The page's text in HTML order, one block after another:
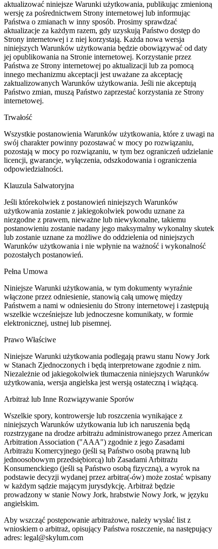
aktualizować niniejsze Warunki użytkowania, publikując zmienioną
wersję za pośrednictwem Strony internetowej lub informując
Państwa o zmianach w inny sposób. Prosimy sprawdzać
aktualizacje za każdym razem, gdy uzyskują Państwo dostęp do
Strony internetowej i z niej korzystają. Każda nowa wersja
niniejszych Warunków użytkowania będzie obowiązywać od daty
jej opublikowania na Stronie internetowej. Korzystanie przez
Państwa ze Strony internetowej po aktualizacji lub za pomocą
innego mechanizmu akceptacji jest uważane za akceptację
zaktualizowanych Warunków użytkowania. Jeśli nie akceptują
Państwo zmian, muszą Państwo zaprzestać korzystania ze Strony
internetowej.
Trwałość
Wszystkie postanowienia Warunków użytkowania, które z uwagi na
swój charakter powinny pozostawać w mocy po rozwiązaniu,
pozostają w mocy po rozwiązaniu, w tym bez ograniczeń udzielanie
licencji, gwarancje, wyłączenia, odszkodowania i ograniczenia
odpowiedzialności.
Klauzula Salwatoryjna
Jeśli którekolwiek z postanowień niniejszych Warunków
użytkowania zostanie z jakiegokolwiek powodu uznane za
niezgodne z prawem, nieważne lub niewykonalne, takiemu
postanowieniu zostanie nadany jego maksymalny wykonalny skutek
lub zostanie uznane za możliwe do oddzielenia od niniejszych
Warunków użytkowania i nie wpłynie na ważność i wykonalność
pozostałych postanowień.
Pełna Umowa
Niniejsze Warunki użytkowania, w tym dokumenty wyraźnie
włączone przez odniesienie, stanowią całą umowę między
Państwem a nami w odniesieniu do Strony internetowej i zastępują
wszelkie wcześniejsze lub jednoczesne komunikaty, w formie
elektronicznej, ustnej lub pisemnej.
Prawo Właściwe
Niniejsze Warunki użytkowania podlegają prawu stanu Nowy Jork
w Stanach Zjednoczonych i będą interpretowane zgodnie z nim.
Niezależnie od jakiegokolwiek tłumaczenia niniejszych Warunków
użytkowania, wersja angielska jest wersją ostateczną i wiążącą.
Arbitraż lub Inne Rozwiązywanie Sporów
Wszelkie spory, kontrowersje lub roszczenia wynikające z
niniejszych Warunków użytkowania lub ich naruszenia będą
rozstrzygane na drodze arbitrażu administrowanego przez American
Arbitration Association ("AAA") zgodnie z jego Zasadami
Arbitrażu Komercyjnego (jeśli są Państwo osobą prawną lub
jednoosobowym przedsiębiorcą) lub Zasadami Arbitrażu
Konsumenckiego (jeśli są Państwo osobą fizyczną), a wyrok na
podstawie decyzji wydanej przez arbitra(-ów) może zostać wpisany
w każdym sądzie mającym jurysdykcję. Arbitraż będzie
prowadzony w stanie Nowy Jork, hrabstwie Nowy Jork, w języku
angielskim.
Aby wszcząć postępowanie arbitrażowe, należy wysłać list z
wnioskiem o arbitraż, opisujący Państwa roszczenie, na następujący
adres: legal@skylum.com